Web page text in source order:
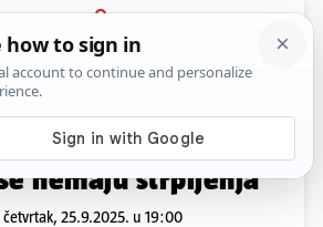
PRIJAVA
Sport Komentari
POLJUDU PLUS+
u proces, ali
nemaju strpljenja
četvrtak, 25.9.2025. u 19:00